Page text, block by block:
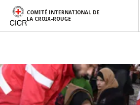
Aller au contenu principal
COMITÉ INTERNATIONAL DE
LA CROIX-ROUGE